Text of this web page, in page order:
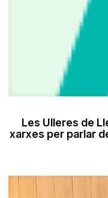
Les Ulleres de
xarxes per parlar